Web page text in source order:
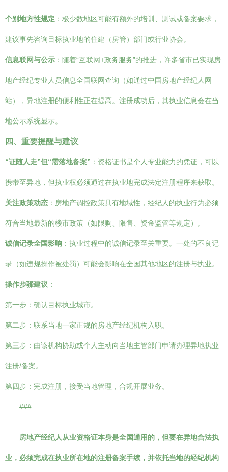
个别地方性规定 ：极少数地区可能有额外的培训、测试或备案要求，
建议事先咨询目标执业地的住建（房管）部门或行业协会。
信息联网与公示 ：随着“互联网+政务服务”的推进，许多省市已实现房
地产经纪专业人员信息全国联网查询（如通过中国房地产经纪人网
站），异地注册的便利性正在提高。注册成功后，其执业信息会在当
地公示系统显示。
四、重要提醒与建议
“证随人走”但“需落地备案” ：资格证书是个人专业能力的凭证，可以
携带至异地，但执业权必须通过在执业地完成法定注册程序来获取。
关注政策动态 ：房地产调控政策具有地域性，经纪人的执业行为必须
符合当地最新的楼市政策（如限购、限售、资金监管等规定）。
诚信记录全国影响 ：执业过程中的诚信记录至关重要。一处的不良记
录（如违规操作被处罚）可能会影响在全国其他地区的注册与执业。
操作步骤建议 ：
第一步：确认目标执业城市。
第二步：联系当地一家正规的房地产经纪机构入职。
第三步：由该机构协助或个人主动向当地主管部门申请办理异地执业
注册/备案。
第四步：完成注册，接受当地管理，合规开展业务。
###
房地产经纪人从业资格证本身是全国通用的，但要在异地合法执
业，必须完成在执业所在地的注册备案手续，并依托当地的经纪机构